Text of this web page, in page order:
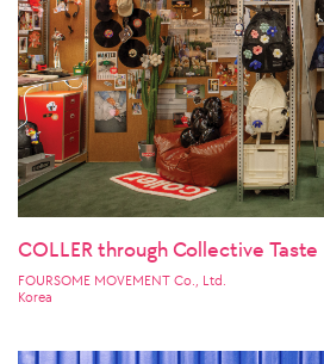
COLLER through Collective Taste
FOURSOME MOVEMENT Co., Ltd.
Korea